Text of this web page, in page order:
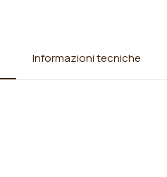
Informazioni tecniche